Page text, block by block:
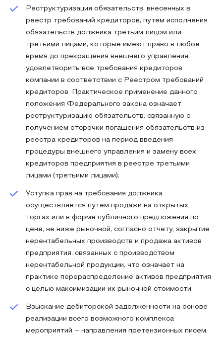
Реструктуризация обязательств, внесенных в
реестр требований кредиторов, путем исполнения
обязательств должника третьим лицом или
третьими лицами, которые имеют право в любое
время до прекращения внешнего управления
удовлетворить все требования кредиторов
компании в соответствии с Реестром требований
кредиторов. Практическое применение данного
положения Федерального закона означает
реструктуризацию обязательств, связанную с
получением отсрочки погашения обязательств из
реестра кредиторов на период введения
процедуры внешнего управления и замену всех
кредиторов предприятия в реестре третьими
лицами (третьими лицами);
Уступка прав на требования должника
осуществляется путем продажи на открытых
торгах или в форме публичного предложения по
цене, не ниже рыночной, согласно отчету, закрытие
нерентабельных производств и продажа активов
предприятия, связанных с производством
нерентабельной продукции, что означает на
практике перераспределение активов предприятия
с целью максимизации их рыночной стоимости;
Взыскание дебиторской задолженности на основе
реализации всего возможного комплекса
мероприятий – направления претензионных писем,